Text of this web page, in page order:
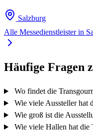
Salzburg
Alle Messedienstleister in
Häufige Fragen
Wo findet die
Wie viele Aussteller hat
Wie groß ist die
Wie viele Hallen hat die